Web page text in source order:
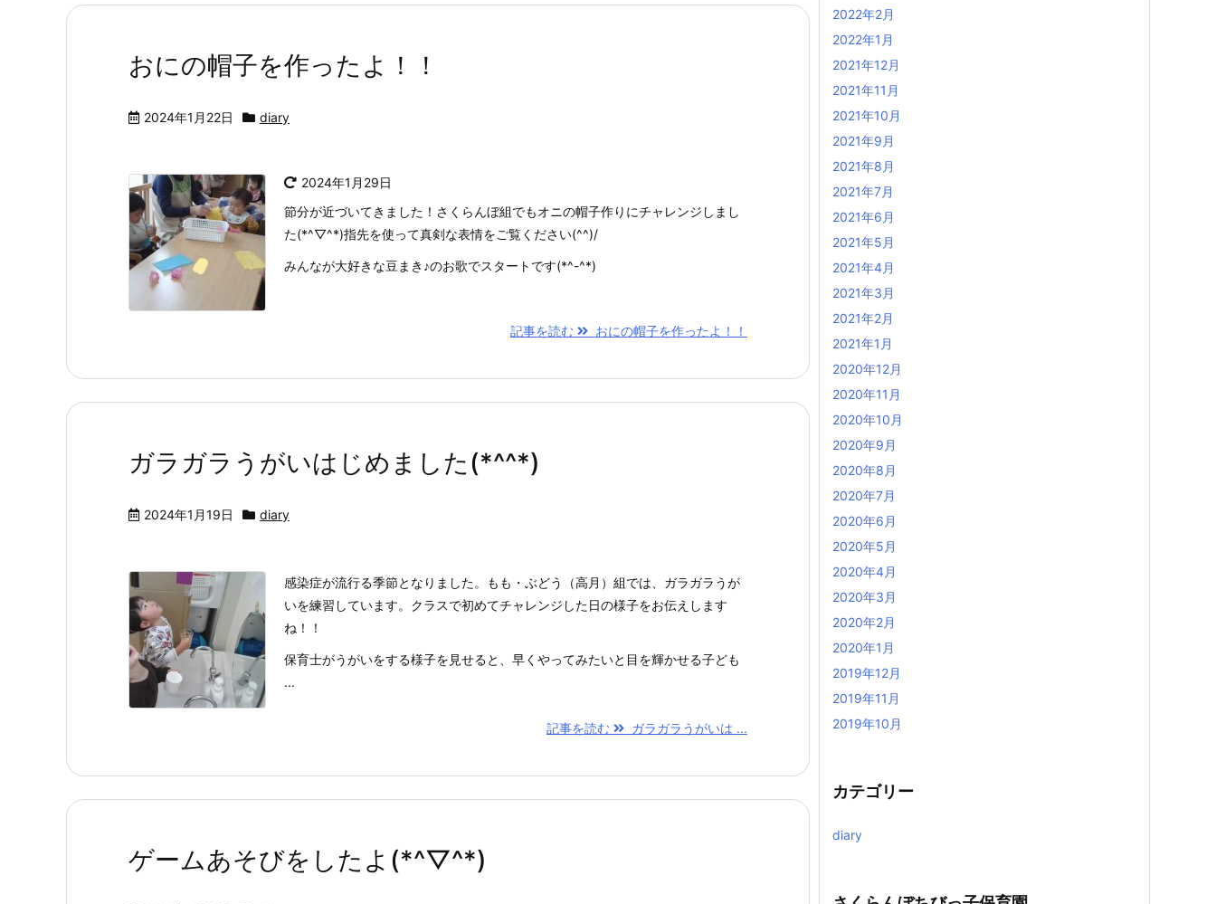
おにの帽子を作ったよ！！
2024年1月22日 diary
2024年1月29日
節分が近づいてきました！さくらんぼ組でもオニの帽子作りにチャレンジしまし
た(*^▽^*)指先を使って真剣な表情をご覧ください(^^)/
みんなが大好きな豆まき♪のお歌でスタートです(*^-^*)
記事を読む おにの帽子を作ったよ！！
ガラガラうがいはじめました(*^^*)
2024年1月19日 diary
感染症が流行る季節となりました。もも・ぶどう（高月）組では、ガラガラうが
いを練習しています。クラスで初めてチャレンジした日の様子をお伝えします
ね！！
保育士がうがいをする様子を見せると、早くやってみたいと目を輝かせる子ども
...
記事を読む ガラガラうがいは ...
ゲームあそびをしたよ(*^▽^*)
2022年2月
2022年1月
2021年12月
2021年11月
2021年10月
2021年9月
2021年8月
2021年7月
2021年6月
2021年5月
2021年4月
2021年3月
2021年2月
2021年1月
2020年12月
2020年11月
2020年10月
2020年9月
2020年8月
2020年7月
2020年6月
2020年5月
2020年4月
2020年3月
2020年2月
2020年1月
2019年12月
2019年11月
2019年10月
カテゴリー
diary